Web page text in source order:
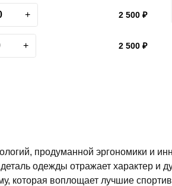
+ 2 500 ₽
+ 2 500 ₽
продуманной эргономики и
одежды отражает характер и
которая воплощает лучшие